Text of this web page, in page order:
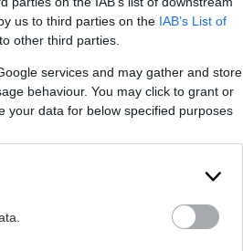
us to third parties on the IAB’s List of
other third parties.
services and may gather and store
behaviour. You may click to grant or
your data for below specified purposes
νευροτοξική
εθισμό.
2026, 14:55
δεν είναι